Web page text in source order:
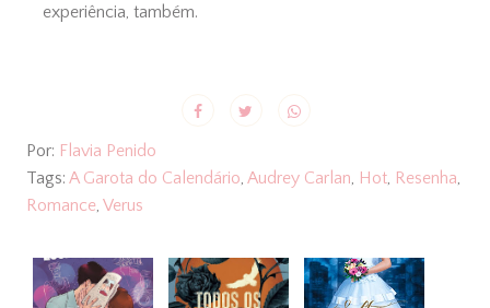
experiência, também.
Por: Flavia Penido
Tags: A Garota do Calendário, Audrey Carlan, Hot, Resenha,
Romance, Verus